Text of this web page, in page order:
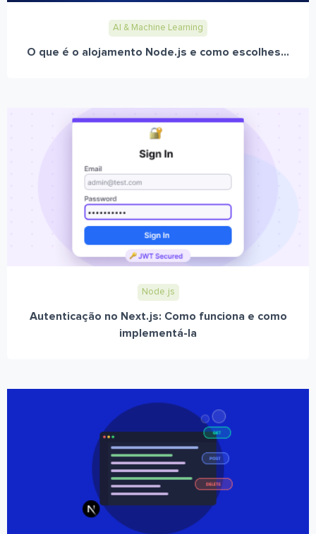
AI & Machine Learning
O que é o alojamento Node.js e como escolhes...
Node.js
Autenticação no Next.js: Como funciona e como
implementá-la